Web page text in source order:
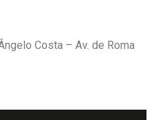
Costa – Av. de Roma